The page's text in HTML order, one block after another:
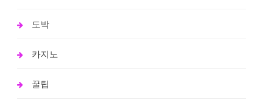
도박
카지노
꿀팁